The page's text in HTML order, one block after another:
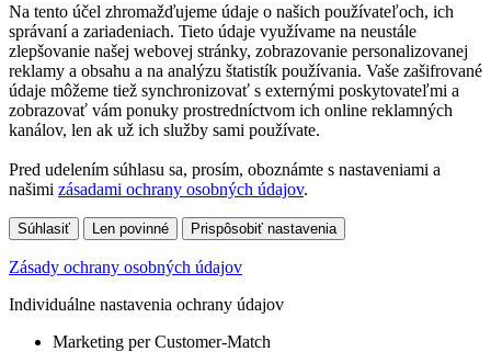
Na tento účel zhromažďujeme údaje o našich používateľoch, ich
správaní a zariadeniach. Tieto údaje využívame na neustále
zlepšovanie našej webovej stránky, zobrazovanie personalizovanej
reklamy a obsahu a na analýzu štatistík používania. Vaše zašifrované
údaje môžeme tiež synchronizovať s externými poskytovateľmi a
zobrazovať vám ponuky prostredníctvom ich online reklamných
kanálov, len ak už ich služby sami používate.
Pred udelením súhlasu sa, prosím, oboznámte s nastaveniami a
našimi zásadami ochrany osobných údajov.
Súhlasiť Len povinné Prispôsobiť nastavenia
Zásady ochrany osobných údajov
Individuálne nastavenia ochrany údajov
Marketing per Customer-Match